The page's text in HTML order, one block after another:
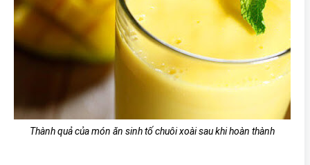
Thành quả của món ăn sinh tố chuôi xoài sau khi hoàn thành